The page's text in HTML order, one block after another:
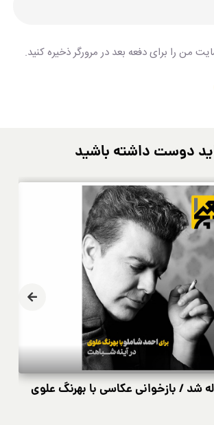
من را برای دفعه بعد در مرورگر ذخیره کنید.
دوست داشته باشید
شد / بازخوانی عکاسی با بهرنگ علوی